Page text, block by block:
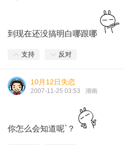
到现在还没搞明白哪跟哪
支持 反对
10月12日失恋
2007-11-25 03:53 湖南
你怎么会知道呢`？